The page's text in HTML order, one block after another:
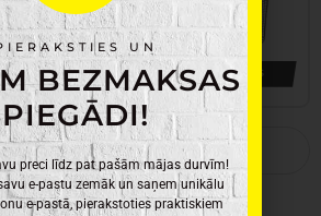
Saimniecības preces
485 Preces
UN
BEZMAKSAS
PIEGĀDI!
preci līdz pat pašām mājas durvīm!
e-pastu zemāk un saņem unikālu
e-pastā, pierakstoties praktiskiem